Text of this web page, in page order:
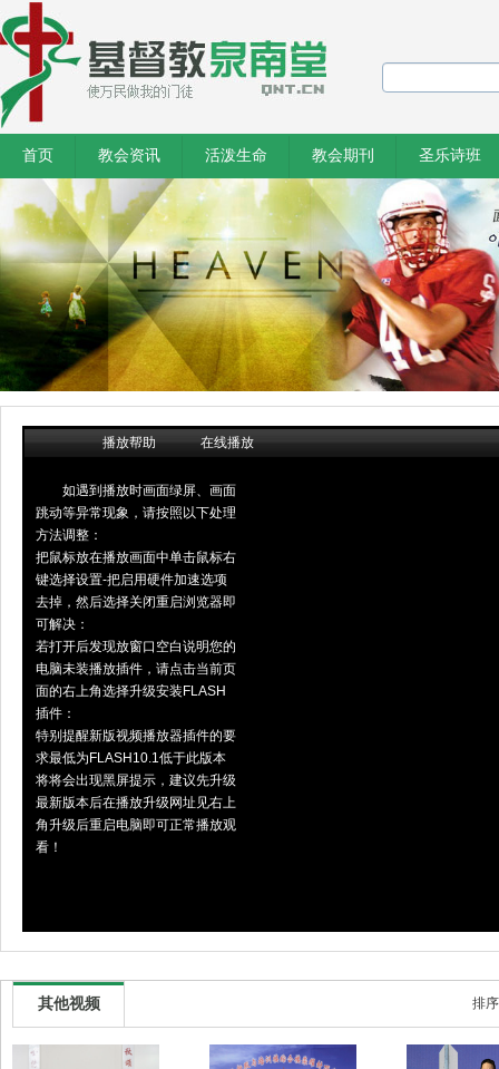
首页 教会资讯 活泼生命 教会期刊 圣乐诗班
播放帮助 在线播放
如遇到播放时画面绿屏、画面
跳动等异常现象，请按照以下处理
方法调整：
把鼠标放在播放画面中单击鼠标右
键选择设置-把启用硬件加速选项
去掉，然后选择关闭重启浏览器即
可解决：
若打开后发现放窗口空白说明您的
电脑未装播放插件，请点击当前页
面的右上角选择升级安装FLASH
插件：
特别提醒新版视频播放器插件的要
求最低为FLASH10.1低于此版本
将将会出现黑屏提示，建议先升级
最新版本后在播放升级网址见右上
角升级后重启电脑即可正常播放观
看！
其他视频 排